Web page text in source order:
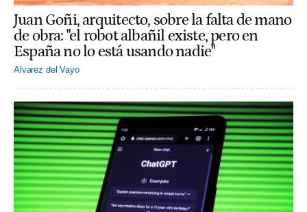
Juan Goñi, arquitecto, sobre la falta de mano
de obra: "el robot albañil existe, pero en
España no lo está usando nadie"
Alvarez del Vayo